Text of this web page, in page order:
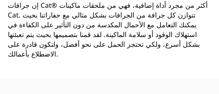
إن جرافات Cat®‎ أكثر من مجرد أداة إضافية، فهي من ملحقات ماكينات
Cat. تتوازن كل جرافة من الجرافات بشكل مثالي مع حفاراتنا بحيث
يمكنك التعامل مع الأحمال المكدسة من دون التأثير على الكفاءة في
استهلاك الوقود أو سلامة الماكينة. لقد قمنا بتصميمها بحيث يتم تعبئتها
بشكل أسرع، ولكي تحتجز الحمل على نحو أفضل، ولتكون قادرة على
الاضطلاع بأعمالك.